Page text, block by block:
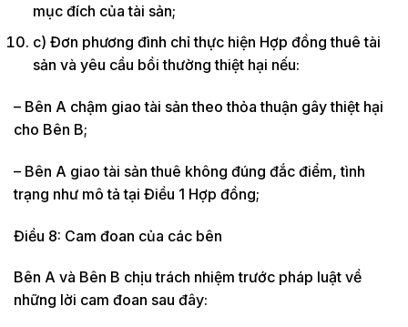
mục đích của tài sản;
c) Đơn phương đình chỉ thực hiện Hợp đồng thuê tài
sản và yêu cầu bồi thường thiệt hại nếu:
– Bên A chậm giao tài sản theo thỏa thuận gây thiệt hại
cho Bên B;
– Bên A giao tài sản thuê không đúng đắc điểm, tình
trạng như mô tả tại Điều 1 Hợp đồng;
Điều 8: Cam đoan của các bên
Bên A và Bên B chịu trách nhiệm trước pháp luật về
những lời cam đoan sau đây: